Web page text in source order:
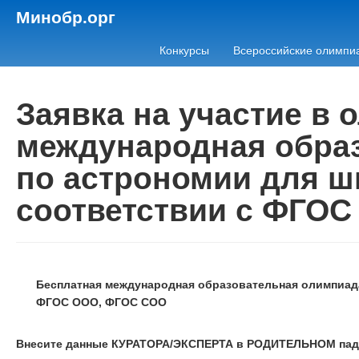
Минобр.орг
Конкурсы Всероссийские
Заявка на участие в
международная
по астрономии для
соответствии с
Бесплатная международная образовательная
ФГОС ООО, ФГОС СОО
Внесите данные КУРАТОРА/ЭКСПЕРТА в РОДИТЕЛЬНОМ